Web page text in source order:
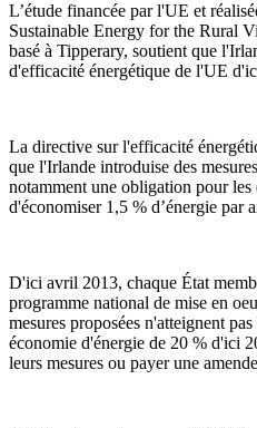
L’étude financée par l'UE et
Sustainable Energy for the Rural
basé à Tipperary, soutient que
d'efficacité énergétique de l'UE
La directive sur l'efficacité
que l'Irlande introduise des
notamment une obligation pour les
d'économiser 1,5 % d’énergie par
D'ici avril 2013, chaque État
programme national de mise en
mesures proposées n'atteignent
économie d'énergie de 20 % d'ici
leurs mesures ou payer une